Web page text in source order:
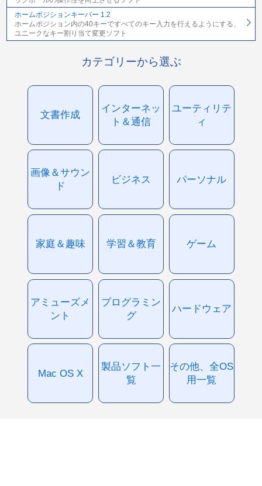
ホームポジションキーパー 1.2
ホームポジション内の40キーですべてのキー入力を行えるようにする、
ユニークなキー割り当て変更ソフト
カテゴリーから選ぶ
文書作成
インターネッ
ト＆通信
ユーティリテ
ィ
画像＆サウン
ド
ビジネス パーソナル
家庭＆趣味 学習＆教育 ゲーム
アミューズメ
ント
プログラミン
グ
ハードウェア
Mac OS X
製品ソフト一
覧
その他、全OS
用一覧